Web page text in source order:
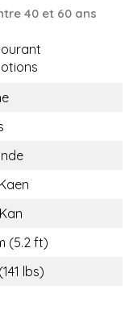
40 et 60 ans
(5.2 ft)
lbs)